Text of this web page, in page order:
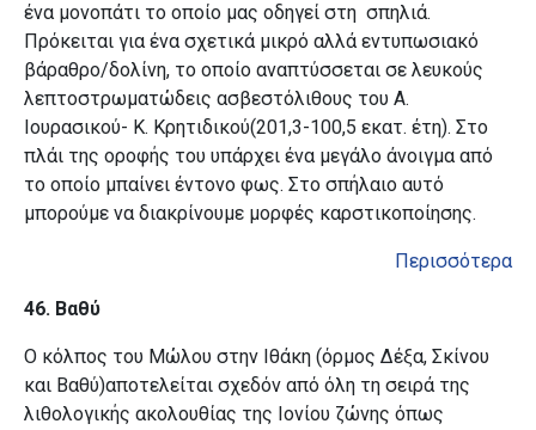
ένα μονοπάτι το οποίο μας οδηγεί στη σπηλιά.
Πρόκειται για ένα σχετικά μικρό αλλά εντυπωσιακό
βάραθρο/δολίνη, το οποίο αναπτύσσεται σε λευκούς
λεπτοστρωματώδεις ασβεστόλιθους του A.
Ιουρασικού- K. Κρητιδικού(201,3-100,5 εκατ. έτη). Στο
πλάι της οροφής του υπάρχει ένα μεγάλο άνοιγμα από
το οποίο μπαίνει έντονο φως. Στο σπήλαιο αυτό
μπορούμε να διακρίνουμε μορφές καρστικοποίησης.
Περισσότερα
46. Βαθύ
Ο κόλπος του Μώλου στην Ιθάκη (όρμος Δέξα, Σκίνου
και Βαθύ)αποτελείται σχεδόν από όλη τη σειρά της
λιθολογικής ακολουθίας της Ιονίου ζώνης όπως